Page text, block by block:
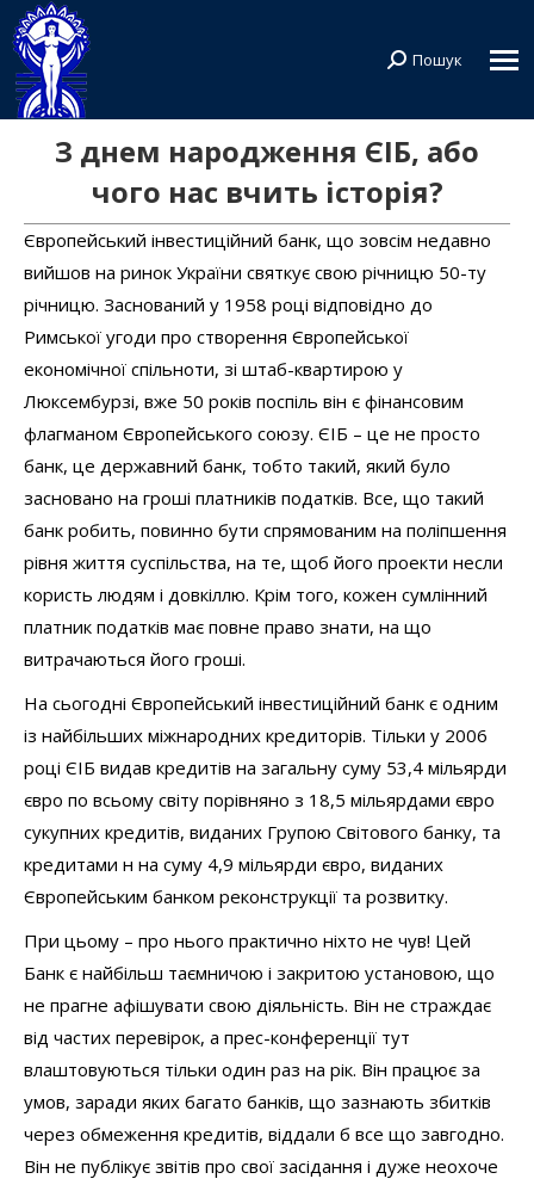
Search:
Пошук
З днем народження ЄІБ, або
чого нас вчить історія?
Європейський інвестиційний банк, що зовсім недавно
вийшов на ринок України святкує свою річницю 50-ту
річницю. Заснований у 1958 році відповідно до
Римської угоди про створення Європейської
економічної спільноти, зі штаб-квартирою у
Люксембурзі, вже 50 років поспіль він є фінансовим
флагманом Європейського союзу. ЄІБ – це не просто
банк, це державний банк, тобто такий, який було
засновано на гроші платників податків. Все, що такий
банк робить, повинно бути спрямованим на поліпшення
рівня життя суспільства, на те, щоб його проекти несли
користь людям і довкіллю. Крім того, кожен сумлінний
платник податків має повне право знати, на що
витрачаються його гроші.
На сьогодні Європейський інвестиційний банк є одним
із найбільших міжнародних кредиторів. Тільки у 2006
році ЄІБ видав кредитів на загальну суму 53,4 мільярди
євро по всьому світу порівняно з 18,5 мільярдами євро
сукупних кредитів, виданих Групою Світового банку, та
кредитами н на суму 4,9 мільярди євро, виданих
Європейським банком реконструкції та розвитку.
При цьому – про нього практично ніхто не чув! Цей
Банк є найбільш таємничою і закритою установою, що
не прагне афішувати свою діяльність. Він не страждає
від частих перевірок, а прес-конференції тут
влаштовуються тільки один раз на рік. Він працює за
умов, заради яких багато банків, що зазнають збитків
через обмеження кредитів, віддали б все що завгодно.
Він не публікує звітів про свої засідання і дуже неохоче